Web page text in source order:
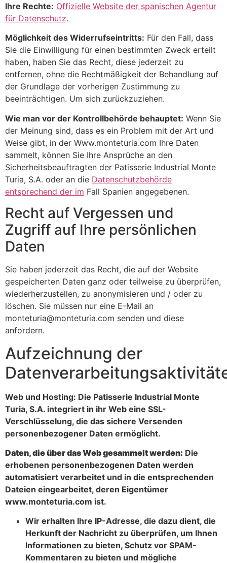
Ihre Rechte: Offizielle Website der spanischen Agentur
für Datenschutz.
Möglichkeit des Widerrufseintritts: Für den Fall, dass
Sie die Einwilligung für einen bestimmten Zweck erteilt
haben, haben Sie das Recht, diese jederzeit zu
entfernen, ohne die Rechtmäßigkeit der Behandlung auf
der Grundlage der vorherigen Zustimmung zu
beeinträchtigen. Um sich zurückzuziehen.
Wie man vor der Kontrollbehörde behauptet: Wenn Sie
der Meinung sind, dass es ein Problem mit der Art und
Weise gibt, in der Www.monteturia.com Ihre Daten
sammelt, können Sie Ihre Ansprüche an den
Sicherheitsbeauftragten der Patisserie Industrial Monte
Turia, S.A. oder an die Datenschutzbehörde
entsprechend der im Fall Spanien angegebenen.
Recht auf Vergessen und
Zugriff auf Ihre persönlichen
Daten
Sie haben jederzeit das Recht, die auf der Website
gespeicherten Daten ganz oder teilweise zu überprüfen,
wiederherzustellen, zu anonymisieren und / oder zu
löschen. Sie müssen nur eine E-Mail an
monteturia@monteturia.com senden und diese
anfordern.
Aufzeichnung der
Web und Hosting: Die Patisserie Industrial Monte
Turia, S.A. integriert in ihr Web eine SSL-
Verschlüsselung, die das sichere Versenden
personenbezogener Daten ermöglicht.
Daten, die über das Web gesammelt werden: Die
erhobenen personenbezogenen Daten werden
automatisiert verarbeitet und in die entsprechenden
Dateien eingearbeitet, deren Eigentümer
www.monteturia.com ist.
Wir erhalten Ihre IP-Adresse, die dazu dient, die
Herkunft der Nachricht zu überprüfen, um Ihnen
Informationen zu bieten, Schutz vor SPAM-
Kommentaren zu bieten und mögliche